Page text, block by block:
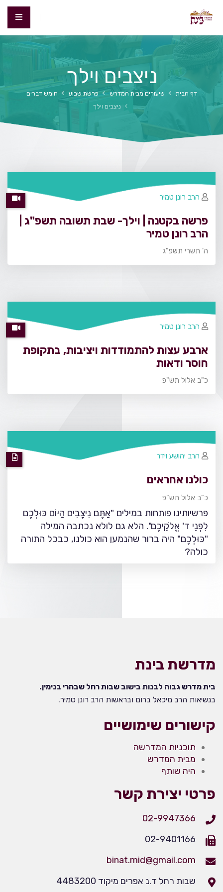
ניצבים וילך
דף הבית שיעורים מבית המדרש פרשת שבוע
חומש דברים
ניצבים וילך
פרשה בקטנה | וילך- שבת תשובה תשפ"ג |
הרב רונן טמיר
ה' תשרי תשפ"ג
הרב רונן טמיר
ארבע עצות להתמודדות ויציבות, בתקופת
חוסר ודאות
כ"ב אלול תש"פ
הרב רונן טמיר
כולנו אחראים
כ"ב אלול תש"פ
פרשיותינו פותחות במילים "אַתֶּם נִיצָבִים הַיּוֹם כּוּלְכֶם
לִפְנֵי ד' אֱלֹקֵיכֶם". הלא גם לולא נכתבה המילה
"כּוּלְכֶם" היה ברור שהנמען הוא כולנו, כבכל התורה
כולה?
הרב יהושע וידר
מדרשת בינת
בית מדרש גבוה לבנות בישוב שבות רחל שבהרי בנימין.
בנשיאות הרב מיכאל ברום ובראשות הרב רונן טמיר.
קישורים שימושיים
תוכניות המדרשה
מבית המדרש
היה שותף
פרטי יצירת קשר
02-9947366
02-9401166
binat.mid@gmail.com
שבות רחל ד.נ אפרים מיקוד 4483200